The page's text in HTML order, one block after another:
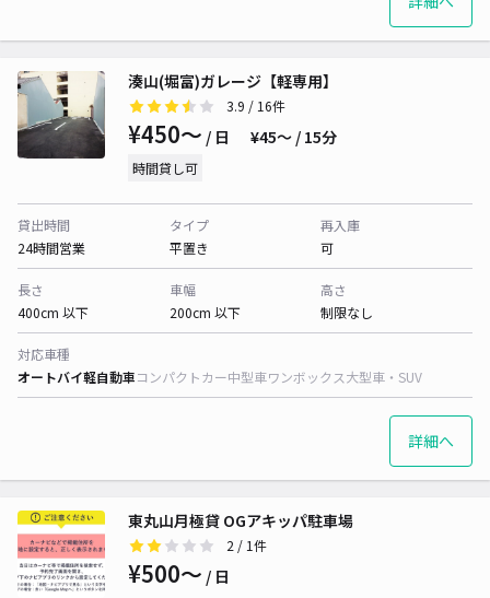
湊山(堀富)ガレージ【軽専用】
3.9 / 16件
¥450〜 / 日 ¥45〜 / 15分
時間貸し可
貸出時間
24時間営業
タイプ
平置き
再入庫
可
長さ
400cm 以下
車幅
200cm 以下
高さ
制限なし
対応車種
オートバイ軽自動車コンパクトカー中型車ワンボックス大型車・SUV
詳細へ
東丸山月極貸 OGアキッパ駐車場
2 / 1件
¥500〜 / 日